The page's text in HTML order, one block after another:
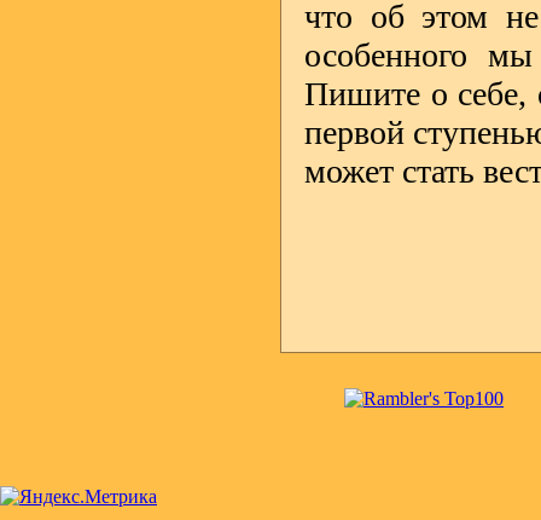
что об этом
особенного
Пишите о себе,
первой
может стать